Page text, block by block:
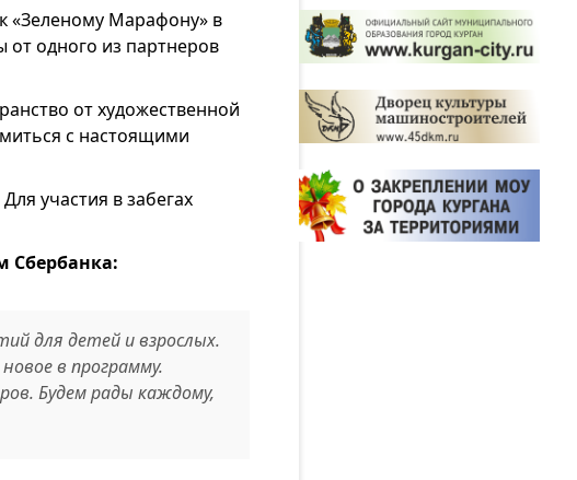
«Зеленому Марафону» в
от одного из партнеров
от художественной
с настоящими
участия в забегах
Сбербанка:
для детей и взрослых.
в программу.
Будем рады каждому,